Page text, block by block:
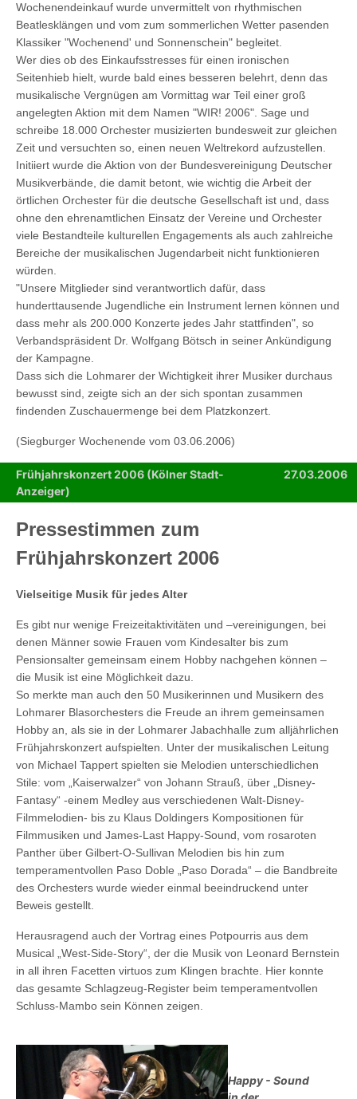
Wochenendeinkauf wurde unvermittelt von rhythmischen
Beatlesklängen und vom zum sommerlichen Wetter pasenden
Klassiker "Wochenend' und Sonnenschein" begleitet.
Wer dies ob des Einkaufsstresses für einen ironischen
Seitenhieb hielt, wurde bald eines besseren belehrt, denn das
musikalische Vergnügen am Vormittag war Teil einer groß
angelegten Aktion mit dem Namen "WIR! 2006". Sage und
schreibe 18.000 Orchester musizierten bundesweit zur gleichen
Zeit und versuchten so, einen neuen Weltrekord aufzustellen.
Initiiert wurde die Aktion von der Bundesvereinigung Deutscher
Musikverbände, die damit betont, wie wichtig die Arbeit der
örtlichen Orchester für die deutsche Gesellschaft ist und, dass
ohne den ehrenamtlichen Einsatz der Vereine und Orchester
viele Bestandteile kulturellen Engagements als auch zahlreiche
Bereiche der musikalischen Jugendarbeit nicht funktionieren
würden.
"Unsere Mitglieder sind verantwortlich dafür, dass
hunderttausende Jugendliche ein Instrument lernen können und
dass mehr als 200.000 Konzerte jedes Jahr stattfinden", so
Verbandspräsident Dr. Wolfgang Bötsch in seiner Ankündigung
der Kampagne.
Dass sich die Lohmarer der Wichtigkeit ihrer Musiker durchaus
bewusst sind, zeigte sich an der sich spontan zusammen
findenden Zuschauermenge bei dem Platzkonzert.
(Siegburger Wochenende vom 03.06.2006)
Frühjahrskonzert 2006 (Kölner Stadt-
Anzeiger)
27.03.2006
Pressestimmen zum
Frühjahrskonzert 2006
Vielseitige Musik für jedes Alter
Es gibt nur wenige Freizeitaktivitäten und –vereinigungen, bei
denen Männer sowie Frauen vom Kindesalter bis zum
Pensionsalter gemeinsam einem Hobby nachgehen können –
die Musik ist eine Möglichkeit dazu.
So merkte man auch den 50 Musikerinnen und Musikern des
Lohmarer Blasorchesters die Freude an ihrem gemeinsamen
Hobby an, als sie in der Lohmarer Jabachhalle zum alljährlichen
Frühjahrskonzert aufspielten. Unter der musikalischen Leitung
von Michael Tappert spielten sie Melodien unterschiedlichen
Stile: vom „Kaiserwalzer“ von Johann Strauß, über „Disney-
Fantasy“ -einem Medley aus verschiedenen Walt-Disney-
Filmmelodien- bis zu Klaus Doldingers Kompositionen für
Filmmusiken und James-Last Happy-Sound, vom rosaroten
Panther über Gilbert-O-Sullivan Melodien bis hin zum
temperamentvollen Paso Doble „Paso Dorada“ – die Bandbreite
des Orchesters wurde wieder einmal beeindruckend unter
Beweis gestellt.
Herausragend auch der Vortrag eines Potpourris aus dem
Musical „West-Side-Story“, der die Musik von Leonard Bernstein
in all ihren Facetten virtuos zum Klingen brachte. Hier konnte
das gesamte Schlagzeug-Register beim temperamentvollen
Schluss-Mambo sein Können zeigen.
Happy - Sound